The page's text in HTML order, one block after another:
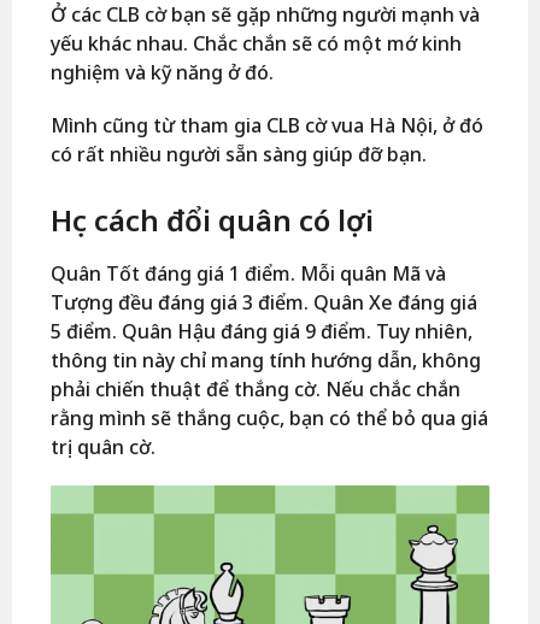
Ở các CLB cờ bạn sẽ gặp những người mạnh và
yếu khác nhau. Chắc chắn sẽ có một mớ kinh
nghiệm và kỹ năng ở đó.
Mình cũng từ tham gia CLB cờ vua Hà Nội, ở đó
có rất nhiều người sẵn sàng giúp đỡ bạn.
Học cách đổi quân có lợi
Quân Tốt đáng giá 1 điểm. Mỗi quân Mã và
Tượng đều đáng giá 3 điểm. Quân Xe đáng giá
5 điểm. Quân Hậu đáng giá 9 điểm. Tuy nhiên,
thông tin này chỉ mang tính hướng dẫn, không
phải chiến thuật để thắng cờ. Nếu chắc chắn
rằng mình sẽ thắng cuộc, bạn có thể bỏ qua giá
trị quân cờ.